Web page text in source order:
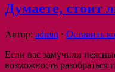
Думаете, стоит
Автор: admin ⋅ Оставить
Если вас замучили
возможность разобраться